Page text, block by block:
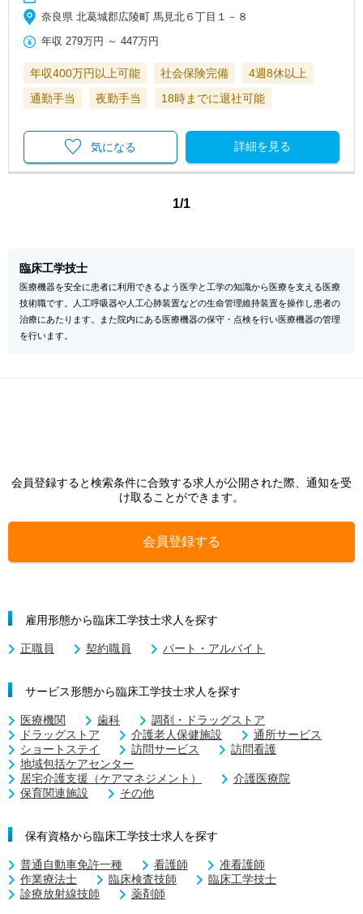
奈良県 北葛城郡広陵町 馬見北６丁目１－８
年収 279万円 ～447万円
年収400万円以上可能 社会保険完備
4週8休以上
通勤手当
夜勤手当 18時までに退社可能
詳細を見る
気になる
1/1
臨床工学技士
医療機器を安全に患者に利用できるよう医学と工学の知識から医療を支える医療
技術職です。人工呼吸器や人工心肺装置などの生命管理維持装置を操作し患者の
治療にあたります。また院内にある医療機器の保守・点検を行い医療機器の管理
を行います。
会員登録すると検索条件に合致する求人が公開された際、通知を受
け取ることができます。
会員登録する
雇用形態から臨床工学技士求人を探す
正職員 契約職員 パート・アルバイト
サービス形態から臨床工学技士求人を探す
医療機関 歯科
調剤・ドラッグストア
ドラッグストア
介護老人保健施設
通所サービス
ショートステイ
訪問サービス
訪問看護
地域包括ケアセンター
居宅介護支援（ケアマネジメント）
介護医療院
保育関連施設
その他
保有資格から臨床工学技士求人を探す
普通自動車免許一種 看護師
准看護師
作業療法士
臨床検査技師
臨床工学技士
診療放射線技師
薬剤師